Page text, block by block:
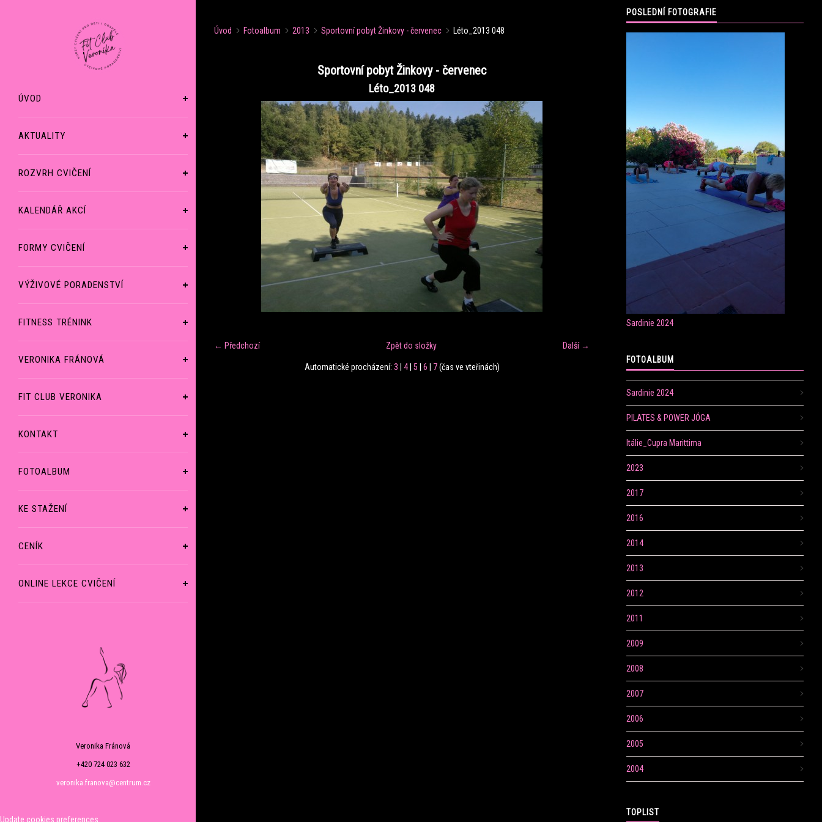
ÚVOD
AKTUALITY
ROZVRH CVIČENÍ
KALENDÁŘ AKCÍ
FORMY CVIČENÍ
VÝŽIVOVÉ PORADENSTVÍ
FITNESS TRÉNINK
VERONIKA FRÁNOVÁ
FIT CLUB VERONIKA
KONTAKT
FOTOALBUM
KE STAŽENÍ
CENÍK
ONLINE LEKCE CVIČENÍ
Veronika Fránová
+420 724 023 632
veronika.franova@centrum.cz
Update cookies preferences
Úvod Fotoalbum 2013 Sportovní pobyt Žinkovy - červenec Léto_2013 048
Sportovní pobyt Žinkovy - červenec
Léto_2013 048
← Předchozí Další →
Zpět do složky
Automatické procházení: 3 4| 5 6 7(čas ve vteřinách)
POSLEDNÍ FOTOGRAFIE
Sardinie 2024
FOTOALBUM
Sardinie 2024
PILATES & POWER JÓGA
Itálie_Cupra Marittima
2023
2017
2016
2014
2013
2012
2011
2009
2008
2007
2006
2005
2004
TOPLIST